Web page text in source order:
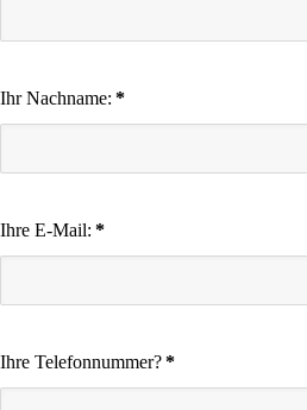
Ihr Nachname: *
Ihre E-Mail: *
Ihre Telefonnummer?*